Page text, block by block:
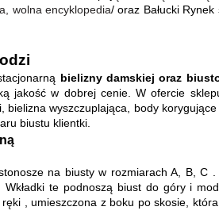
wolna encyklopedia/ oraz Bałucki
bielizny damskiej oraz
jakość w dobrej cenie. W ofercie
wyszczuplająca, body
biustu klientki.
na biusty w rozmiarach A, B, C
te podnoszą biust do góry i
, umieszczona z boku po skosie, która